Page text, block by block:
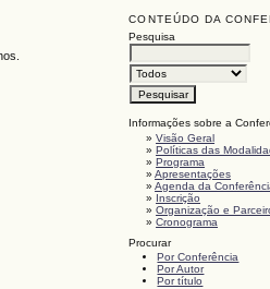
CONTEÚDO DA
Pesquisa
Informações sobre a
»Visão Geral
»Políticas das
»Programa
»Apresentações
»Agenda da
» Inscrição
»Organização e
»Cronograma
Procurar
Por Conferência
Por Autor
Por título